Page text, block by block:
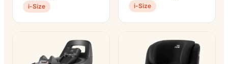
i-Size i-Size